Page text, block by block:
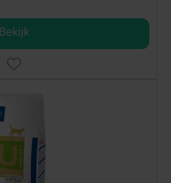
Bekijk